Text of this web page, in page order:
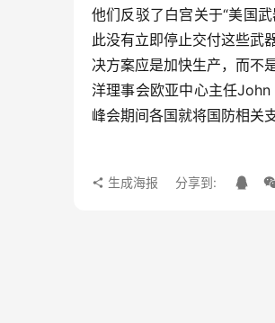
他们反驳了白宫关于“美国
此没有立即停止交付这些武
决方案应是加快生产，而不
洋理事会欧亚中心主任
峰会期间各国就将国防相关
生成海报 分享到: